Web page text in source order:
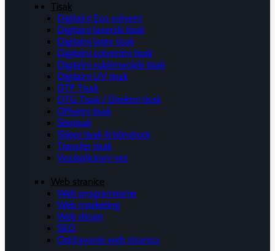
Tisak
Digitalni Eco solvent
Digitalni laserski tisak
Digitalni latex tisak
Digitalni solventni tisak
Digitalni sublimacijski tisak
Digitalni UV tisak
DTF Tisak
DTG Tisak / Direktni tisak
Offsetni tisak
Sitotisak
Slijepi tisak ili blindruck
Transfer tisak
Vez/aplicirani vez
Web stranice
Web programiranje
Web marketing
Web dizajn
SEO
Održavanje web stranica